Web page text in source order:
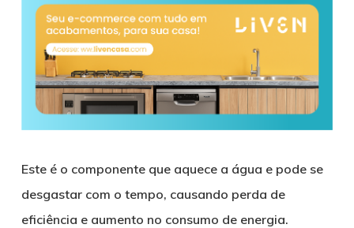
Este é o componente que aquece a água e pode se
desgastar com o tempo, causando perda de
eficiência e aumento no consumo de energia.